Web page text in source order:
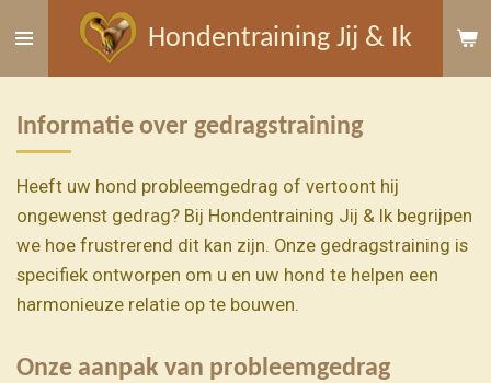
naar
de
Hondentraining Jij & Ik
Informatie over gedragstraining
Heeft uw hond probleemgedrag of vertoont hij
ongewenst gedrag? Bij Hondentraining Jij & Ik begrijpen
we hoe frustrerend dit kan zijn. Onze gedragstraining is
specifiek ontworpen om u en uw hond te helpen een
harmonieuze relatie op te bouwen.
Onze aanpak van probleemgedrag